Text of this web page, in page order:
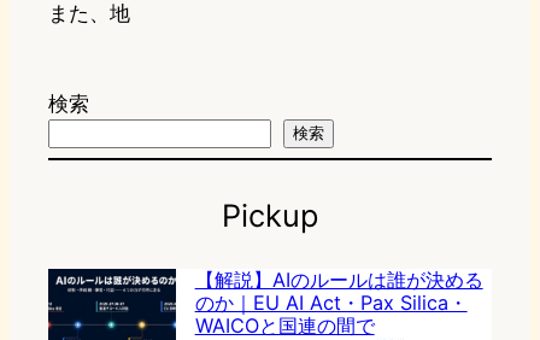
また、地
検索
検索
Pickup
【解説】AIのルールは誰が決める
のか｜EU AI Act・Pax Silica・
WAICOと国連の間で